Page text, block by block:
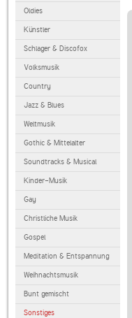
Oldies
Künstler
Schlager & Discofox
Volksmusik
Country
Jazz & Blues
Weltmusik
Gothic & Mittelalter
Soundtracks & Musical
Kinder-Musik
Gay
Christliche Musik
Gospel
Meditation & Entspannung
Weihnachtsmusik
Bunt gemischt
Sonstiges